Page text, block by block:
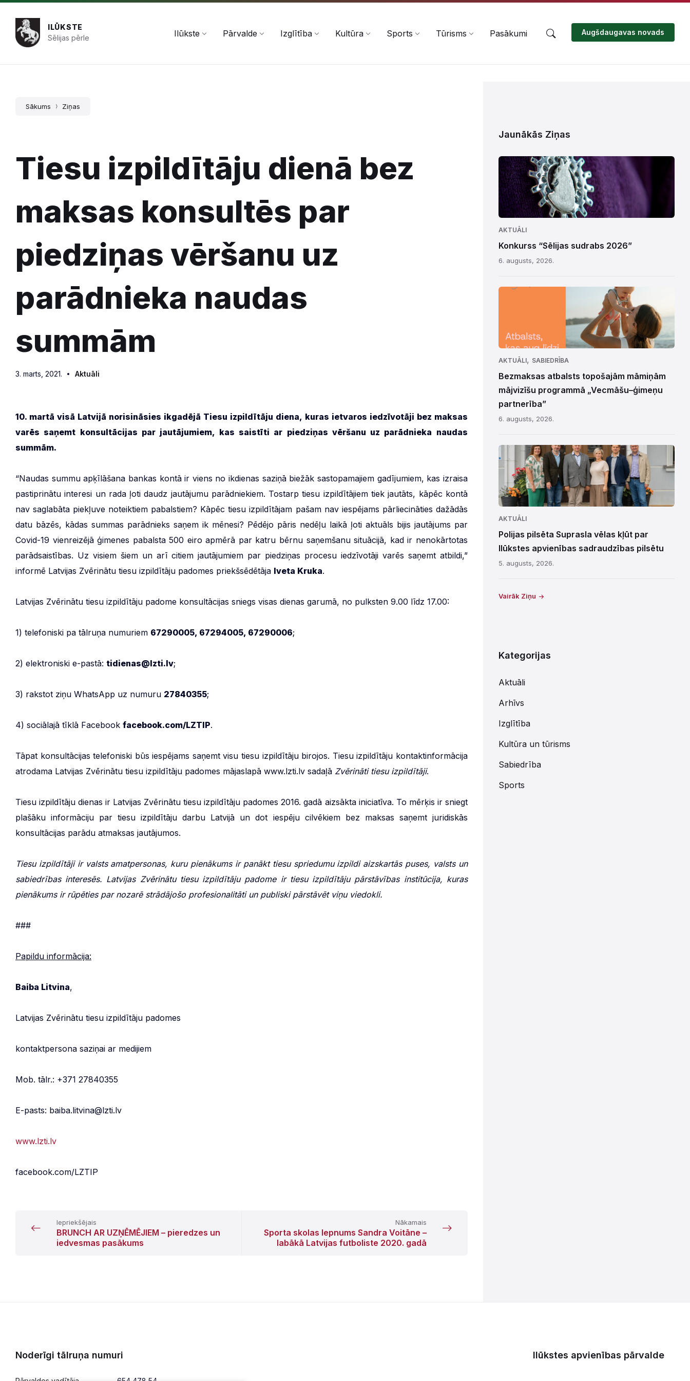
Pāriet
saturu
Skip
navigation
Skip
footer
ILŪKSTE
Sēlijas pērle
Ilūkste Pārvalde Izglītība Kultūra Sports Tūrisms Pasākumi Augšdaugavas novads
Sākums Ziņas
Tiesu izpildītāju dienā bez
maksas konsultēs par
piedziņas vēršanu uz
parādnieka naudas
summām
3. marts, 2021. Aktuāli
10. martā visā Latvijā norisināsies ikgadējā Tiesu izpildītāju diena, kuras ietvaros iedzīvotāji bez maksas
varēs saņemt konsultācijas par jautājumiem, kas saistīti ar piedziņas vēršanu uz parādnieka naudas
summām.
“Naudas summu apķīlāšana bankas kontā ir viens no ikdienas saziņā biežāk sastopamajiem gadījumiem, kas izraisa
pastiprinātu interesi un rada ļoti daudz jautājumu parādniekiem. Tostarp tiesu izpildītājiem tiek jautāts, kāpēc kontā
nav saglabāta piekļuve noteiktiem pabalstiem? Kāpēc tiesu izpildītājam pašam nav iespējams pārliecināties dažādās
datu bāzēs, kādas summas parādnieks saņem ik mēnesi? Pēdējo pāris nedēļu laikā ļoti aktuāls bijis jautājums par
Covid-19 vienreizējā ģimenes pabalsta 500 eiro apmērā par katru bērnu saņemšanu situācijā, kad ir nenokārtotas
parādsaistības. Uz visiem šiem un arī citiem jautājumiem par piedziņas procesu iedzīvotāji varēs saņemt atbildi,”
informē Latvijas Zvērinātu tiesu izpildītāju padomes priekšsēdētāja Iveta Kruka.
Latvijas Zvērinātu tiesu izpildītāju padome konsultācijas sniegs visas dienas garumā, no pulksten 9.00 līdz 17.00:
1) telefoniski pa tālruņa numuriem 67290005, 67294005, 67290006;
2) elektroniski e-pastā: tidienas@lzti.lv;
3) rakstot ziņu WhatsApp uz numuru 27840355;
4) sociālajā tīklā Facebook facebook.com/LZTIP.
Tāpat konsultācijas telefoniski būs iespējams saņemt visu tiesu izpildītāju birojos. Tiesu izpildītāju kontaktinformācija
atrodama Latvijas Zvērinātu tiesu izpildītāju padomes mājaslapā www.lzti.lv sadaļā Zvērināti tiesu izpildītāji.
Tiesu izpildītāju dienas ir Latvijas Zvērinātu tiesu izpildītāju padomes 2016. gadā aizsākta iniciatīva. To mērķis ir sniegt
plašāku informāciju par tiesu izpildītāju darbu Latvijā un dot iespēju cilvēkiem bez maksas saņemt juridiskās
konsultācijas parādu atmaksas jautājumos.
Tiesu izpildītāji ir valsts amatpersonas, kuru pienākums ir panākt tiesu spriedumu izpildi aizskartās puses, valsts un
sabiedrības interesēs. Latvijas Zvērinātu tiesu izpildītāju padome ir tiesu izpildītāju pārstāvības institūcija, kuras
pienākums ir rūpēties par nozarē strādājošo profesionalitāti un publiski pārstāvēt viņu viedokli.
###
Papildu informācija:
Baiba Litvina,
Latvijas Zvērinātu tiesu izpildītāju padomes
kontaktpersona saziņai ar medijiem
Mob. tālr.: +371 27840355
E-pasts: baiba.litvina@lzti.lv
www.lzti.lv
facebook.com/LZTIP
Iepriekšējais
BRUNCH AR UZŅĒMĒJIEM – pieredzes un
iedvesmas pasākums
Nākamais
Sporta skolas lepnums Sandra Voitāne –
labākā Latvijas futboliste 2020. gadā
Jaunākās Ziņas
AKTUĀLI
Konkurss “Sēlijas sudrabs 2026”
6. augusts, 2026.
AKTUĀLI, SABIEDRĪBA
Bezmaksas atbalsts topošajām māmiņām
mājvizīšu programmā „Vecmāšu–ģimeņu
partnerība”
6. augusts, 2026.
AKTUĀLI
Polijas pilsēta Suprasla vēlas kļūt par
Ilūkstes apvienības sadraudzības pilsētu
5. augusts, 2026.
Vairāk Ziņu
Kategorijas
Aktuāli
Arhīvs
Izglītība
Kultūra un tūrisms
Sabiedrība
Sports
Noderīgi tālruņa numuri Ilūkstes apvienības pārvalde